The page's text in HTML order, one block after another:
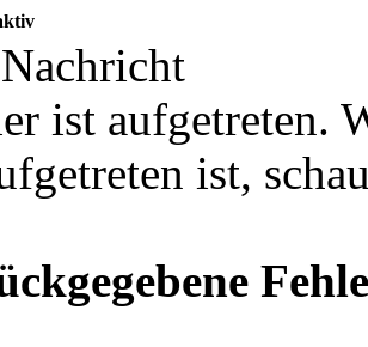
ist aufgetreten.
ist,